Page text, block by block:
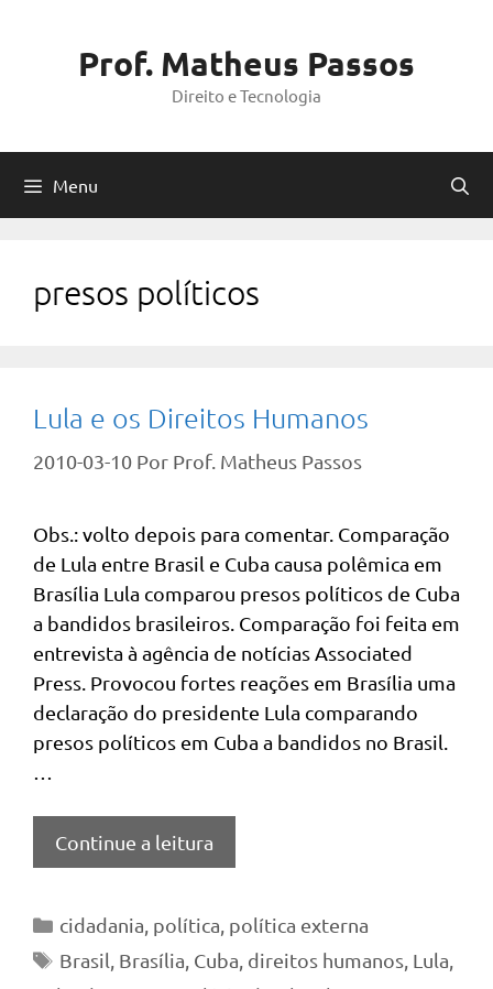
Prof. Matheus Passos
Direito e Tecnologia
Menu
presos políticos
Lula e os Direitos Humanos
2010-03-10 Por Prof. Matheus Passos
Obs.: volto depois para comentar. Comparação
de Lula entre Brasil e Cuba causa polêmica em
Brasília Lula comparou presos políticos de Cuba
a bandidos brasileiros. Comparação foi feita em
entrevista à agência de notícias Associated
Press. Provocou fortes reações em Brasília uma
declaração do presidente Lula comparando
presos políticos em Cuba a bandidos no Brasil.
Continue a leitura
Categorias
cidadania política política externa
Tags
Brasil Brasília Cuba direitos humanos, Lula